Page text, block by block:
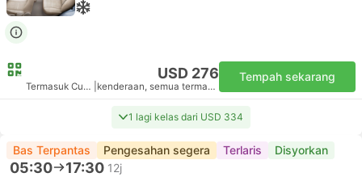
USD 276
Termasuk Cukai kenderaan, semua termasuk
Tempah sekarang
1 lagi kelas dari USD 334
Bas Terpantas Pengesahan segera Terlaris Disyorkan
05:30 17:30 12j